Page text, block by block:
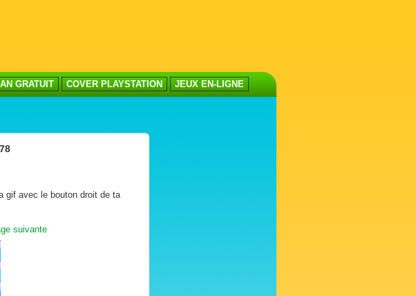
GRATUIT COVER PLAYSTATION JEUX EN-LIGNE
gif avec le bouton droit de ta
suivante